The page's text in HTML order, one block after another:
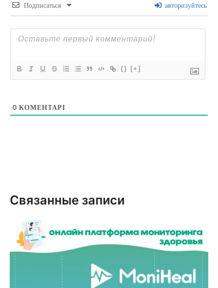
Подписаться авторизуйтесь
{} [+]
0 КОМЕНТАРІ
Связанные записи